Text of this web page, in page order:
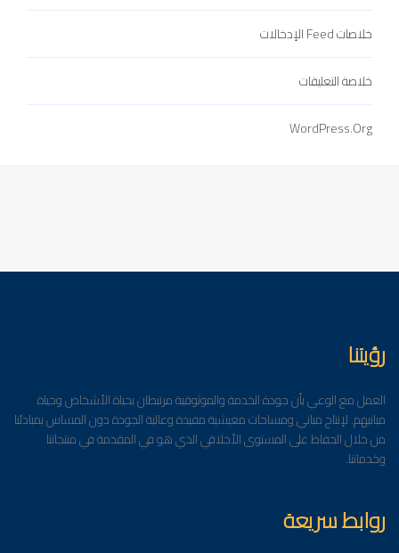
خلاصات Feed الإدخالات
خلاصة التعليقات
WordPress.org
رؤيتنا
العمل مع الوعي بأن جودة الخدمة والموثوقية مرتبطان بحياة الأشخاص وحياة
مبانيهم. لإنتاج مباني ومساحات معيشية مفيدة وعالية الجودة دون المساس بمبادئنا
من خلال الحفاظ على المستوى الأخلاقي الذي هو في المقدمة في منتجاتنا
وخدماتنا.
روابط سريعة